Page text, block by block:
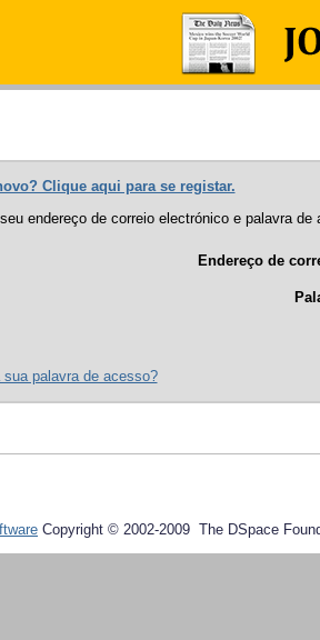
Clique aqui para se registar.
endereço de correio electrónico e palavra de
Endereço de
sua palavra de acesso?
Copyright © 2002-2009 The DSpace